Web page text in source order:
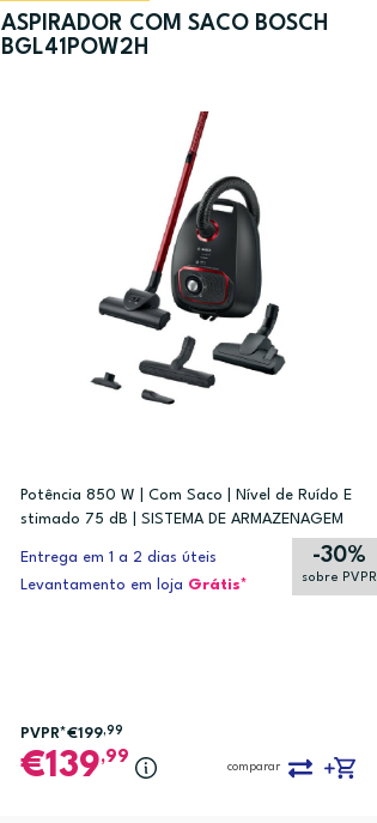
ASPIRADOR COM SACO BOSCH
BGL41POW2H
Potência 850 W | Com Saco | Nível de Ruído E
stimado 75 dB | SISTEMA DE ARMAZENAGEM
Entrega em 1 a 2 dias úteis
Levantamento em loja Grátis*
-30%
sobre PVPR
PVPR*€199,99
139,99
comparar